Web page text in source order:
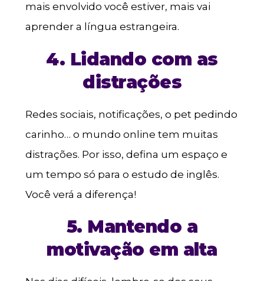
mais envolvido você estiver, mais vai
aprender a língua estrangeira.
4. Lidando com as
distrações
Redes sociais, notificações, o pet pedindo
carinho… o mundo online tem muitas
distrações. Por isso, defina um espaço e
um tempo só para o estudo de inglês.
Você verá a diferença!
5. Mantendo a
motivação em alta